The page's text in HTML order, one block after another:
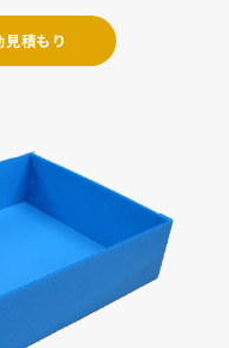
積もり